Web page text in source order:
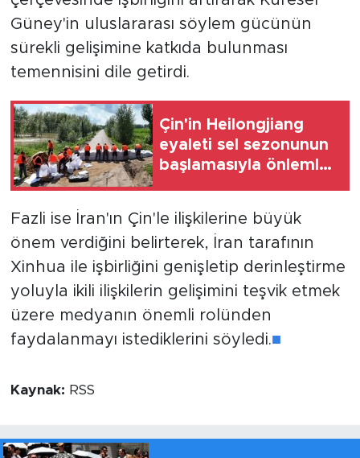
Güney'in uluslararası söylem gücünün
sürekli gelişimine katkıda bulunması
temennisini dile getirdi.
Çin'in Heilongjiang
eyaleti sel sezonunun
başlamasıyla önlemleri
Fazli ise İran'ın Çin'le ilişkilerine büyük
önem verdiğini belirterek, İran tarafının
Xinhua ile işbirliğini genişletip derinleştirme
yoluyla ikili ilişkilerin gelişimini teşvik etmek
üzere medyanın önemli rolünden
faydalanmayı istediklerini söyledi.■
Kaynak: RSS